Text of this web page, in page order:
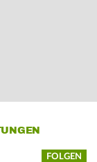
FOLGEN